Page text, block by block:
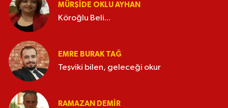
MÜRŞIDE OKLU AYHAN
Köroğlu Beli...
EMRE BURAK TAĞ
Teşviki bilen, geleceği okur
RAMAZAN DEMİR